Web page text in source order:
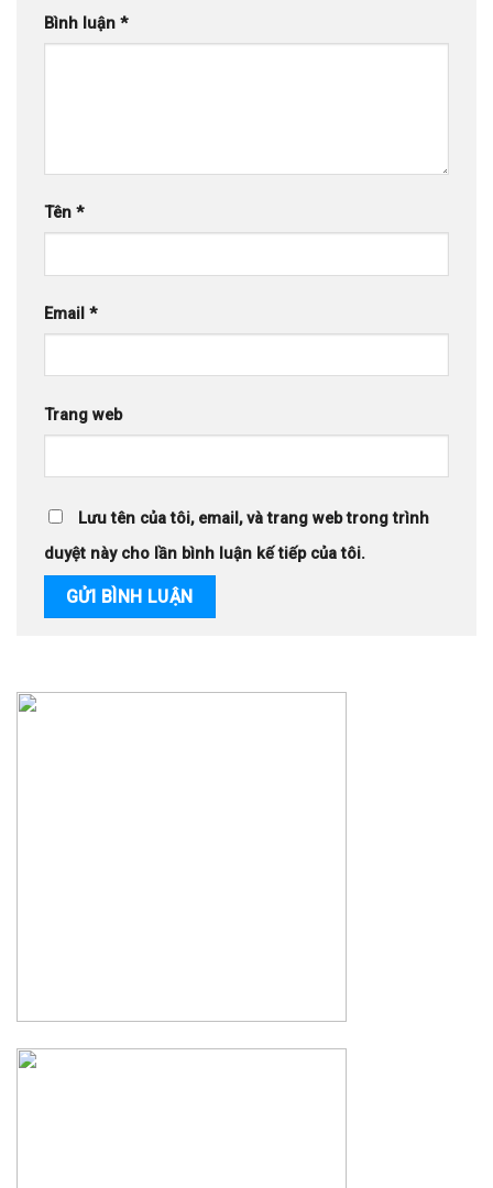
Bình luận *
Tên *
Email *
Trang web
Lưu tên của tôi, email, và trang web trong trình
duyệt này cho lần bình luận kế tiếp của tôi.